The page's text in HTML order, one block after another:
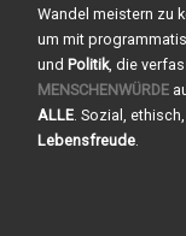
Wandel meistern zu
um mit
und Politik, die
MENSCHENWÜRDE
ALLE. Sozial,
Lebensfreude.